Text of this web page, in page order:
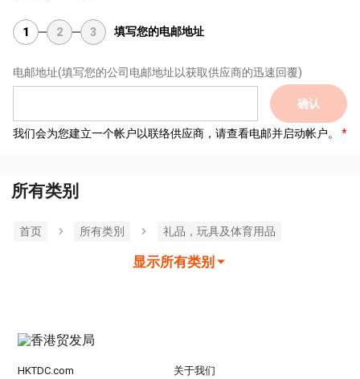
1 2 3 填写您的电邮地址
电邮地址(填写您的公司电邮地址以获取供应商的迅速回覆)
确认
我们会为您建立一个帐户以联络供应商，请查看电邮并启动帐户。
所有类别
首页 所有类別 礼品，玩具及体育用品
显示所有类别
HKTDC.com 关于我们